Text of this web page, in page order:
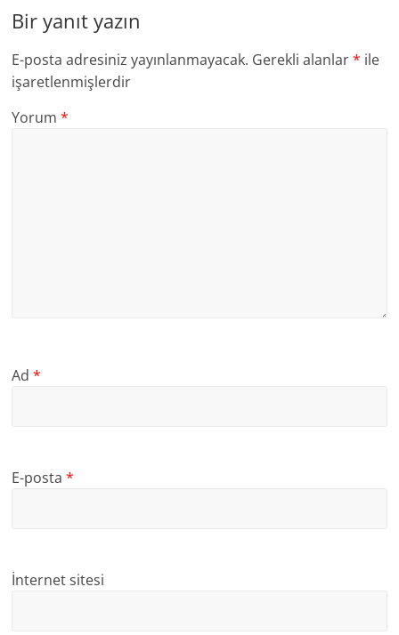
Bir yanıt yazın
E-posta adresiniz yayınlanmayacak. Gerekli alanlar* ile
işaretlenmişlerdir
Yorum*
Ad*
E-posta*
İnternet sitesi